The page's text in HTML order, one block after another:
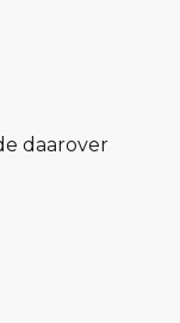
daarover